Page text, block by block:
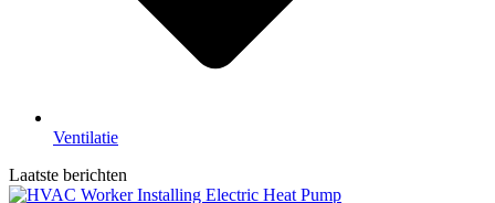
Ventilatie
Laatste berichten